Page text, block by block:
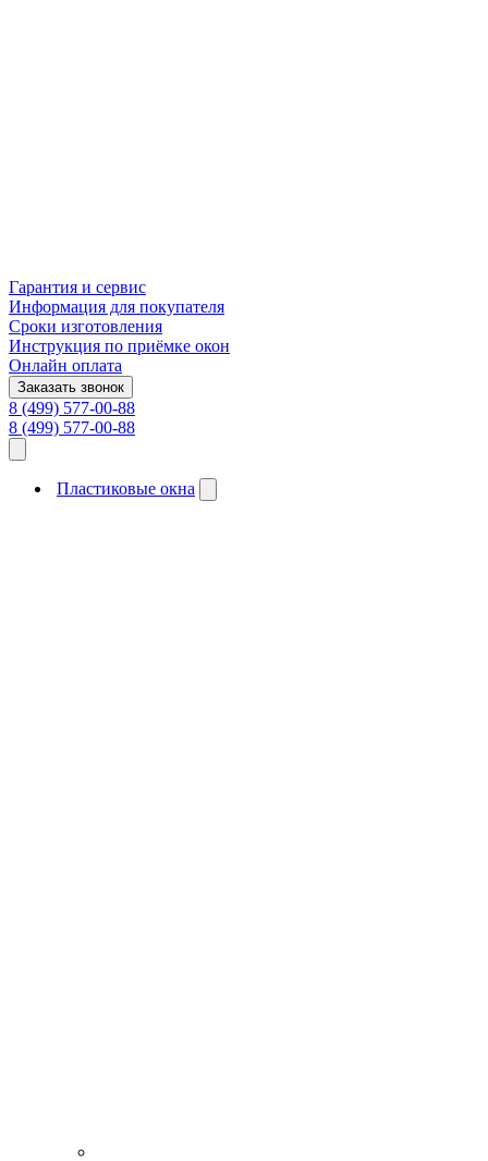
Гарантия и сервис
Информация для покупателя
Сроки изготовления
Инструкция по приёмке окон
Онлайн оплата
Заказать звонок
8 (499) 577-00-88
8 (499) 577-00-88
Пластиковые окна